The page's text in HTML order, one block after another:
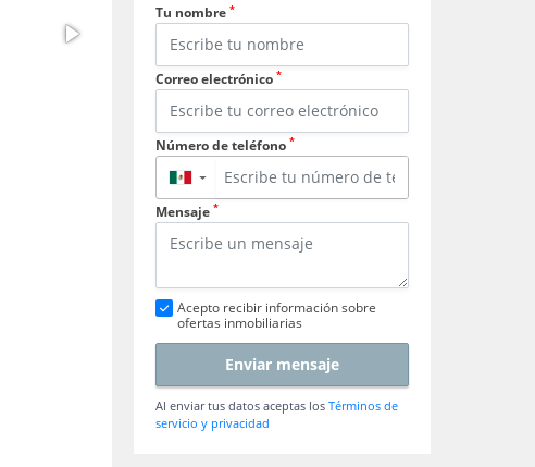
Tu nombre *
Correo electrónico *
Número de teléfono *
▼
Mensaje *
Acepto recibir información sobre
ofertas inmobiliarias
Enviar mensaje
Al enviar tus datos aceptas los Términos de
servicio y privacidad